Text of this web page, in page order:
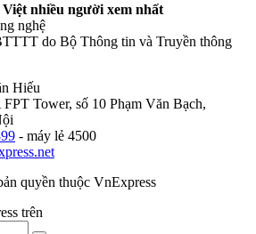
nhiều người xem nhất
nghệ
do Bộ Thông tin và Truyền thông
Hiếu
Tower, số 10 Phạm Văn Bạch,
- máy lẻ 4500
quyền thuộc VnExpress
trên